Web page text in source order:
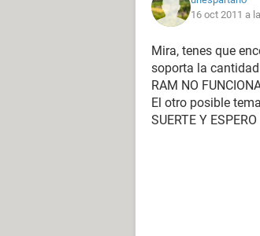
16 oct 2011 a
Mira, tenes que
soporta la
RAM NO
El otro posible
SUERTE Y